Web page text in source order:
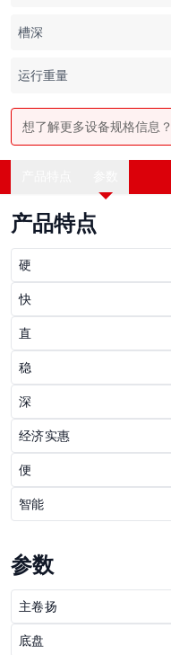
槽深
运行重量
想了解更多设备规格信息？
产品特点
硬
快
直
稳
深
经济实惠
便
智能
参数
主卷扬
底盘